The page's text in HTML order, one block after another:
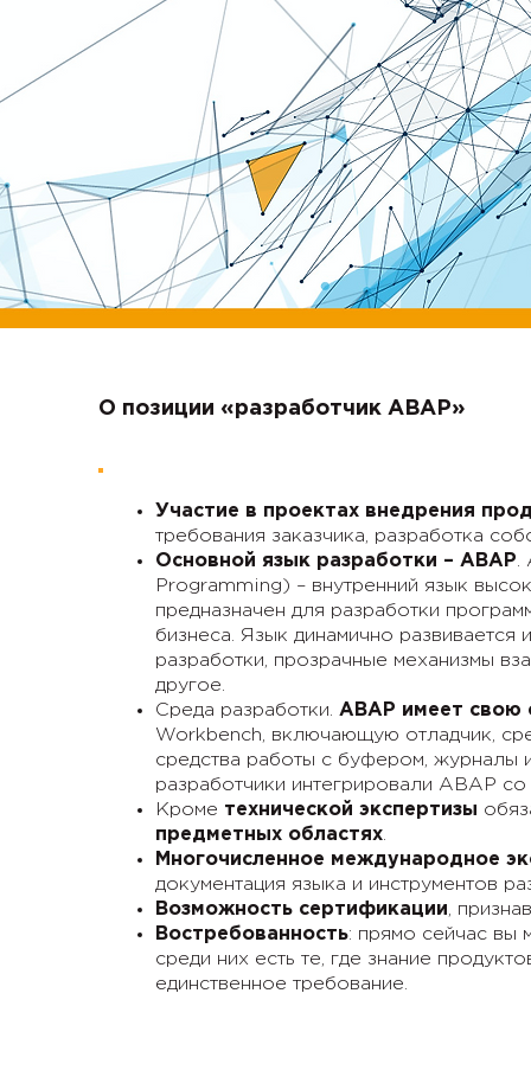
О позиции «разработчик ABAP»
Участие в проектах внедрения
требования заказчика, разработка
Основной язык разработки – ABAP.
Programming) – внутренний язык
предназначен для разработки
бизнеса. Язык динамично развивается
разработки, прозрачные механизмы
другое.
Среда разработки. ABAP имеет свою
Workbench, включающую отладчик,
средства работы с буфером, журналы
разработчики интегрировали ABAP
Кроме технической экспертизы
предметных областях.
Многочисленное международное
документация языка и инструментов
Возможность сертификации,
Востребованность: прямо сейчас вы
среди них есть те, где знание
единственное требование.